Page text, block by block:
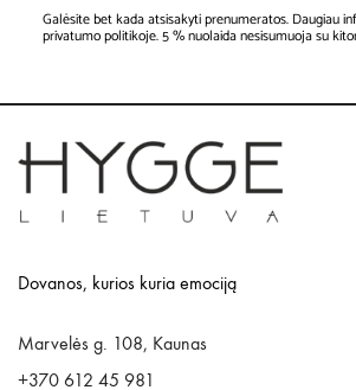
Galėsite bet kada atsisakyti prenumeratos. Daugiau
privatumo politikoje. 5 % nuolaida nesisumuoja su
Dovanos, kurios kuria emociją
Marvelės g. 108, Kaunas
+370 612 45 981